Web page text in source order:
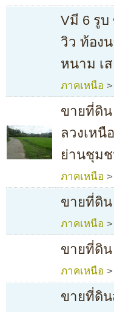
Vมี 6 รูบ
วิว ท้อง
หนาม เ
ภาคเหนือ >
ขายที่ดิน
ลวงเหนื
ย่านชุม
ภาคเหนือ >
ขายที่ดิน
ภาคเหนือ >
ขายที่ดิน
ภาคเหนือ >
ขายที่ดิน